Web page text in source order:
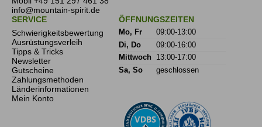
info@mountain-spirit.de
SERVICE
Schwierigkeitsbewertung
Ausrüstungsverleih
Tipps & Tricks
Newsletter
Gutscheine
Zahlungsmethoden
Länderinformationen
Mein Konto
ÖFFNUNGSZEITEN
Mo, Fr
09:00-13:00
Di, Do
09:00-16:00
Mittwoch
13:00-17:00
Sa, So
geschlossen